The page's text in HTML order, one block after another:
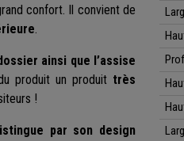
confort. Il convient de
.
ainsi que l’assise
produit un produit très
!
par son design